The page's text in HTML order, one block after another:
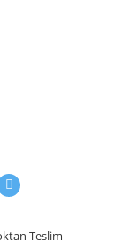
Teslim